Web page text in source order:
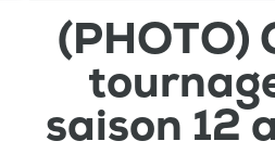
(PHOTO)
saison 12